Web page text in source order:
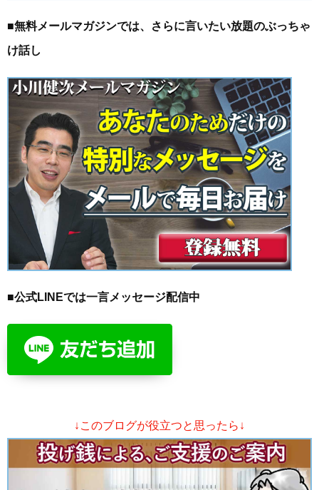
■無料メールマガジンでは、さらに言いたい放題のぶっちゃ
け話し
■公式LINEでは一言メッセージ配信中
↓このブログが役立つと思ったら↓